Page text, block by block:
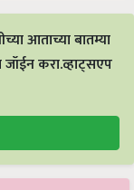
आताच्या बातम्या
करा.व्हाट्सएप